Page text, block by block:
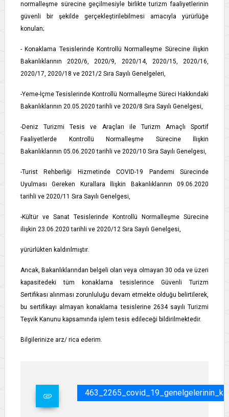
normalleşme sürecine geçilmesiyle birlikte turizm faaliyetlerinin
güvenli bir şekilde gerçekleştirilebilmesi amacıyla yürürlüğe
konulan;
- Konaklama Tesislerinde Kontrollü Normalleşme Sürecine ilişkin
Bakanlıklarının 2020/6, 2020/9, 2020/14, 2020/15, 2020/16,
2020/17, 2020/18 ve 2021/2 Sıra Sayılı Genelgeleri,
-Yeme-İçme Tesislerinde Kontrollü Normalleşme Süreci Hakkındaki
Bakanlıklarının 20.05.2020 tarihli ve 2020/8 Sıra Sayılı Genelgesi,
-Deniz Turizmi Tesis ve Araçları ile Turizm Amaçlı Sportif
Faaliyetlerde Kontrollü Normalleşme Sürecine İlişkin
Bakanlıklarının 05.06.2020 tarihli ve 2020/10 Sıra Sayılı Genelgesi,
-Turist Rehberliği Hizmetinde COVID-19 Pandemi Sürecinde
Uyulması Gereken Kurallara İlişkin Bakanlıklarının 09.06.2020
tarihli ve 2020/11 Sıra Sayılı Genelgesi,
-Kültür ve Sanat Tesislerinde Kontrollü Normalleşme Sürecine
ilişkin 23.06.2020 tarihli ve 2020/12 Sıra Sayılı Genelgesi,
yürürlükten kaldırılmıştır.
Ancak, Bakanlıklarından belgeli olan veya olmayan 30 oda ve üzeri
kapasitedeki tüm konaklama tesislerince Güvenli Turizm
Sertifikası alınması zorunluluğu devam etmekte olduğu belirtilerek,
bu sertifikayı almayan konaklama tesislerine 2634 sayılı Turizmi
Teşvik Kanunu kapsamında işlem tesis edileceği bildirilmektedir.
Bilgilerinize arz/ rica ederim.